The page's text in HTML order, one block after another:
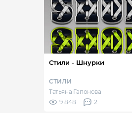
Стили - Шнурки
СТИЛИ
Татьяна Гапонова
9 848
2